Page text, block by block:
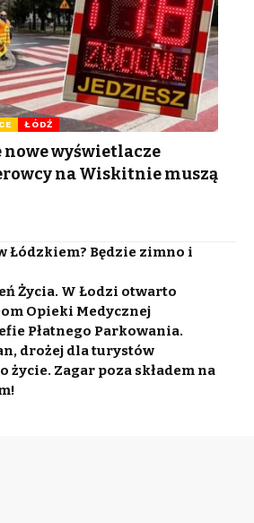
ŁÓDŹ
wyświetlacze
na Wiskitnie muszą
Łódzkiem? Będzie zimno i
Życia. W Łodzi otwarto
Opieki Medycznej
Płatnego Parkowania.
drożej dla turystów
życie. Zagar poza składem na